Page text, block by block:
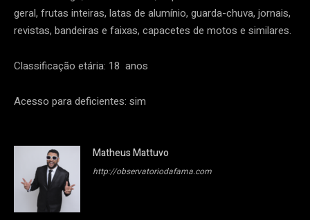
geral, frutas inteiras, latas de alumínio, guarda-chuva, jornais,
revistas, bandeiras e faixas, capacetes de motos e similares.
Classificação etária: 18 anos
Acesso para deficientes: sim
Matheus Mattuvo
http://observatoriodafama.com